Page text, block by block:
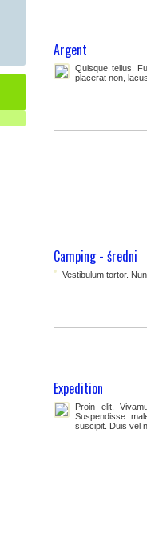
Argent
Quisque tellus.
placerat non,
Camping - średni
Vestibulum tortor.
Expedition
Proin elit.
Suspendisse
suscipit. Duis vel